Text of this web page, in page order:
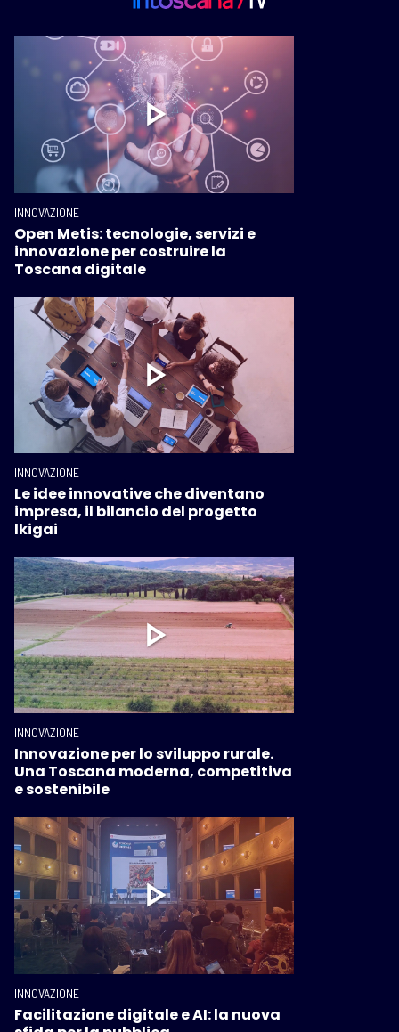
INNOVAZIONE
Open Metis: tecnologie, servizi e
innovazione per costruire la
Toscana digitale
INNOVAZIONE
Le idee innovative che diventano
impresa, il bilancio del progetto
Ikigai
INNOVAZIONE
Innovazione per lo sviluppo rurale.
Una Toscana moderna, competitiva
e sostenibile
INNOVAZIONE
Facilitazione digitale e AI: la nuova